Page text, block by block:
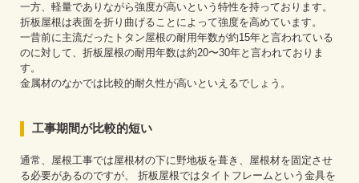
一方、軽量でありながら強度が高いという特性を持っております。
折板屋根は表面を折り曲げることによって強度を高めています。
一昔前に主流だったトタン屋根の耐用年数が約15年と言われている
のに対して、折板屋根の耐用年数は約20〜30年と言われておりま
す。
金属材のなかでは比較的耐久性が高いといえるでしょう。
工事期間が比較的短い
通常、屋根工事では屋根材の下に野地板を葺き、屋根材を固定させ
る必要があるのですが、 折板屋根ではタイトフレームという金具を